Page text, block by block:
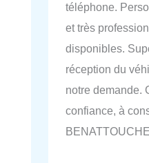
téléphone.
et très
disponibles.
réception du
notre demande.
confiance, à